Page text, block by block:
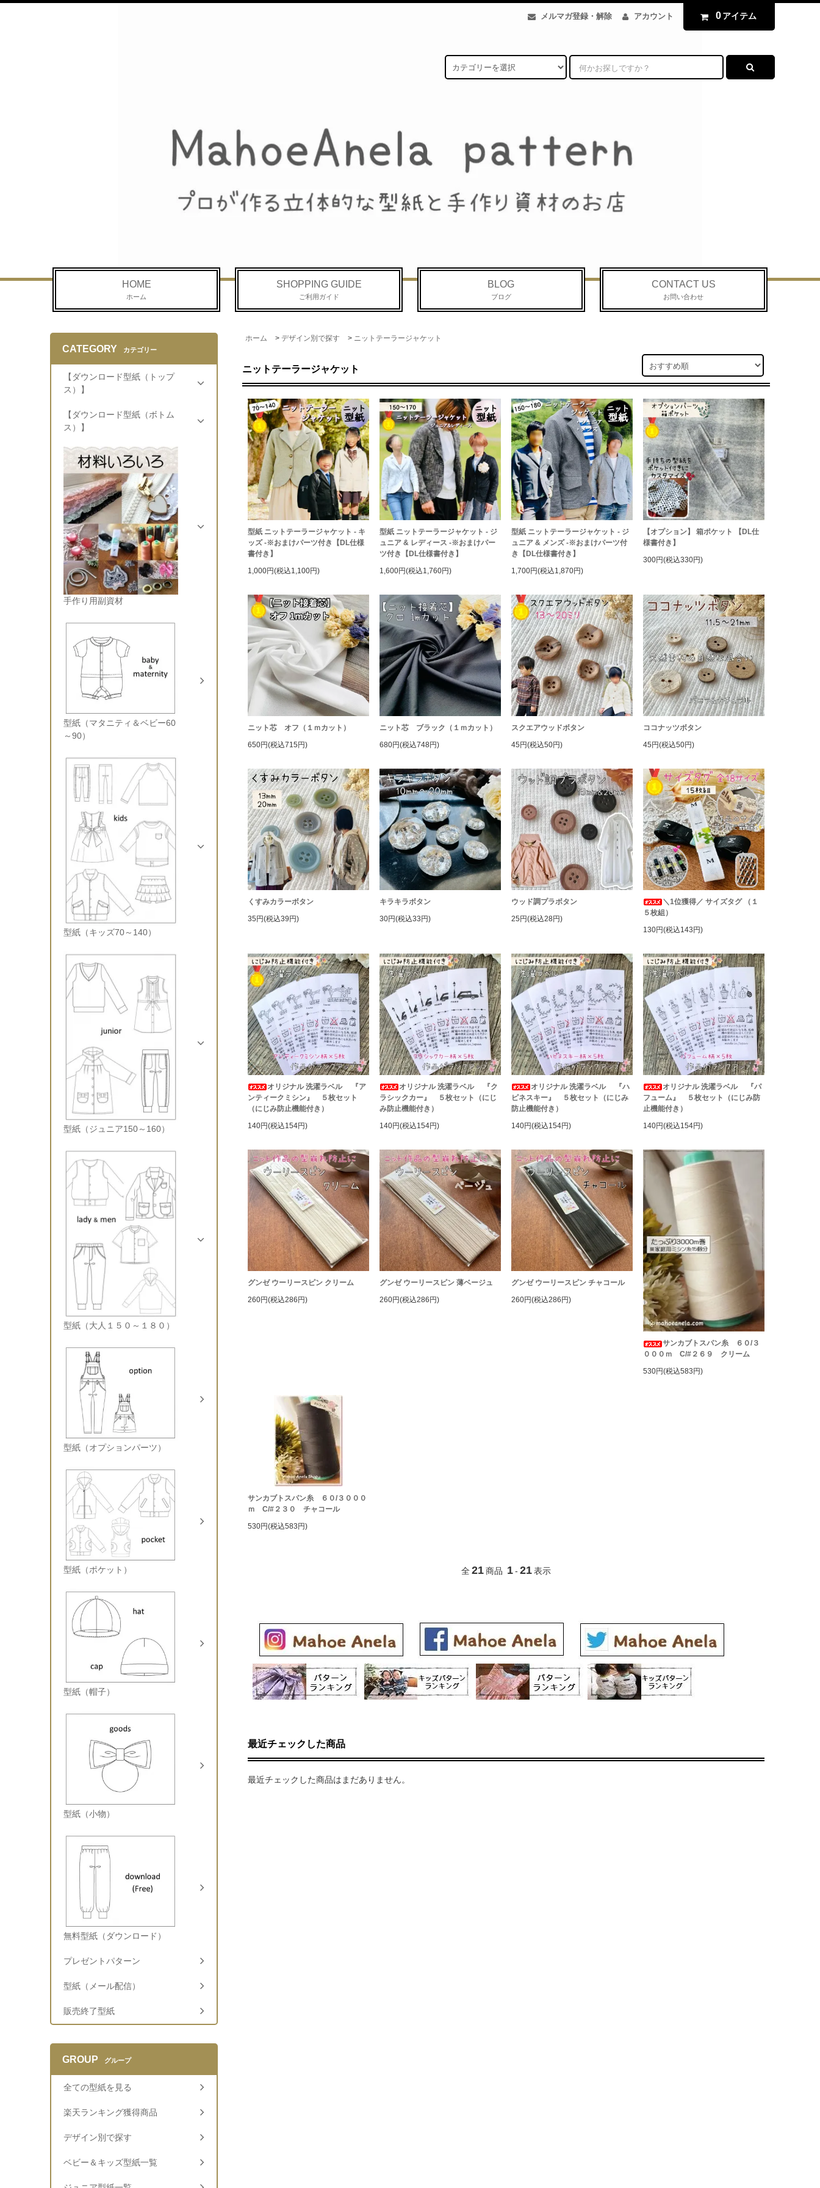
メルマガ登録・解除 アカウント 0 アイテム
HOME
ホーム
SHOPPING GUIDE
ご利用ガイド
BLOG
ブログ
CONTACT US
お問い合わせ
ホーム > デザイン別で探す > ニットテーラージャケット
ニットテーラージャケット
型紙 ニットテーラージャケット - キ
ッズ -※おまけパーツ付き【DL仕様
書付き】
1,000円(税込1,100円)
型紙 ニットテーラージャケット - ジ
ュニア & レディース -※おまけパー
ツ付き【DL仕様書付き】
1,600円(税込1,760円)
型紙 ニットテーラージャケット - ジ
ュニア & メンズ -※おまけパーツ付
き【DL仕様書付き】
1,700円(税込1,870円)
【オプション】 箱ポケット 【DL仕
様書付き】
300円(税込330円)
ニット芯 オフ（１ｍカット）
650円(税込715円)
ニット芯 ブラック（１ｍカット）
680円(税込748円)
スクエアウッドボタン
45円(税込50円)
ココナッツボタン
45円(税込50円)
くすみカラーボタン
35円(税込39円)
キラキラボタン
30円(税込33円)
ウッド調プラボタン
25円(税込28円)
＼1位獲得／ サイズタグ （１
５枚組）
130円(税込143円)
オリジナル 洗濯ラベル 『ア
ンティークミシン』 ５枚セット
（にじみ防止機能付き）
140円(税込154円)
オリジナル 洗濯ラベル 『ク
ラシックカー』 ５枚セット（にじ
み防止機能付き）
140円(税込154円)
オリジナル 洗濯ラベル 『ハ
ピネスキー』 ５枚セット（にじみ
防止機能付き）
140円(税込154円)
オリジナル 洗濯ラベル 『パ
フューム』 ５枚セット（にじみ防
止機能付き）
140円(税込154円)
グンゼ ウーリースピン クリーム
260円(税込286円)
グンゼ ウーリースピン 薄ベージュ
260円(税込286円)
グンゼ ウーリースピン チャコール
260円(税込286円)
サンカブトスパン糸 ６０/３
０００ｍ C/#２６９ クリーム
530円(税込583円)
サンカブトスパン糸 ６０/３０００
ｍ C/#２３０ チャコール
530円(税込583円)
全21商品 1- 21表示
最近チェックした商品
最近チェックした商品はまだありません。
CATEGORY カテゴリー
【ダウンロード型紙（トップ
ス）】
【ダウンロード型紙（ボトム
ス）】
手作り用副資材
型紙（マタニティ＆ベビー60
～90）
型紙（キッズ70～140）
型紙（ジュニア150～160）
型紙（大人１５０～１８０）
型紙（オプションパーツ）
型紙（ポケット）
型紙（帽子）
型紙（小物）
無料型紙（ダウンロード）
プレゼントパターン
型紙（メール配信）
販売終了型紙
GROUP グループ
全ての型紙を見る
楽天ランキング獲得商品
デザイン別で探す
ベビー＆キッズ型紙一覧